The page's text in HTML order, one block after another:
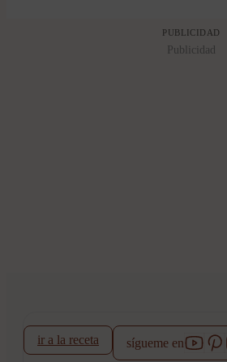
PUBLICIDAD
Publicidad
ir a la receta sígueme en